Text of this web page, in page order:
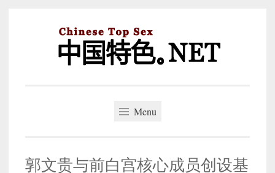
Menu
郭文贵与前白宫核心成员创设基